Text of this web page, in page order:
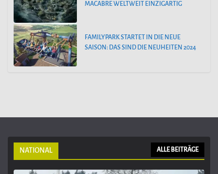
MACABRE WELTWEIT EINZIGARTIG
FAMILYPARK STARTET IN DIE NEUE
SAISON: DAS SIND DIE NEUHEITEN 2024
NATIONAL ALLE BEITRÄGE